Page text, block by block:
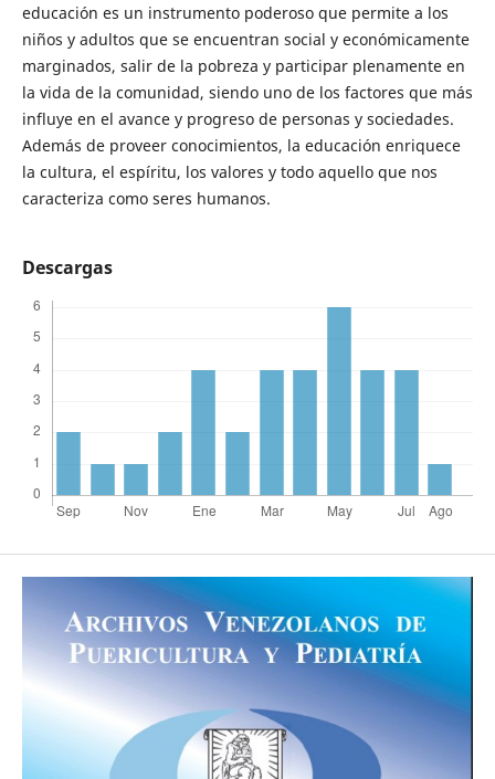
educación es un instrumento poderoso que permite a los
niños y adultos que se encuentran social y económicamente
marginados, salir de la pobreza y participar plenamente en
la vida de la comunidad, siendo uno de los factores que más
influye en el avance y progreso de personas y sociedades.
Además de proveer conocimientos, la educación enriquece
la cultura, el espíritu, los valores y todo aquello que nos
caracteriza como seres humanos.
Descargas